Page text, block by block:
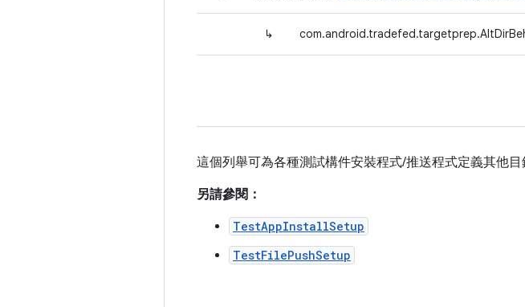
↳
這個列舉可為各種測試構件安裝程式/推送程式定義其他目
另請參閱：
TestAppInstallSetup
TestFilePushSetup